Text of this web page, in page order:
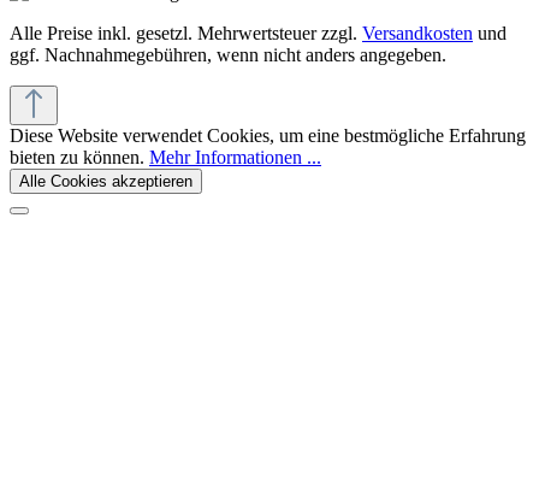
Alle Preise inkl. gesetzl. Mehrwertsteuer zzgl. Versandkosten und
ggf. Nachnahmegebühren, wenn nicht anders angegeben.
Diese Website verwendet Cookies, um eine bestmögliche Erfahrung
bieten zu können. Mehr Informationen ...
Alle Cookies akzeptieren